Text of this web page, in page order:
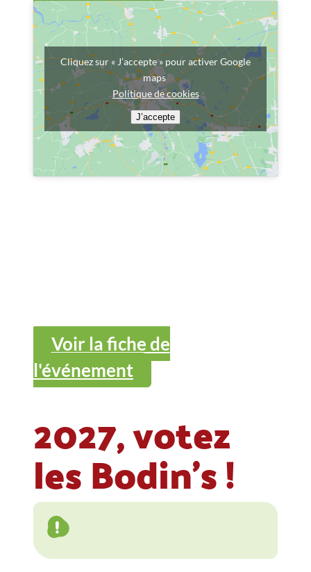
Cliquez sur « J’accepte » pour activer Google
maps
Politique de cookies
J’accepte
Voir la fiche de
l'événement
2027, votez
les Bodin's !